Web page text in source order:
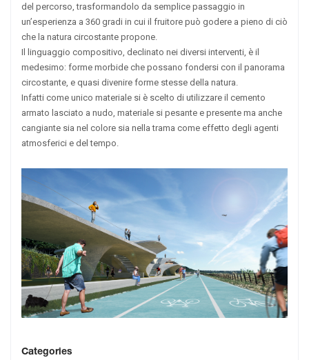
del percorso, trasformandolo da semplice passaggio in
un’esperienza a 360 gradi in cui il fruitore può godere a pieno di ciò
che la natura circostante propone.
Il linguaggio compositivo, declinato nei diversi interventi, è il
medesimo: forme morbide che possano fondersi con il panorama
circostante, e quasi divenire forme stesse della natura.
Infatti come unico materiale si è scelto di utilizzare il cemento
armato lasciato a nudo, materiale si pesante e presente ma anche
cangiante sia nel colore sia nella trama come effetto degli agenti
atmosferici e del tempo.
Categories